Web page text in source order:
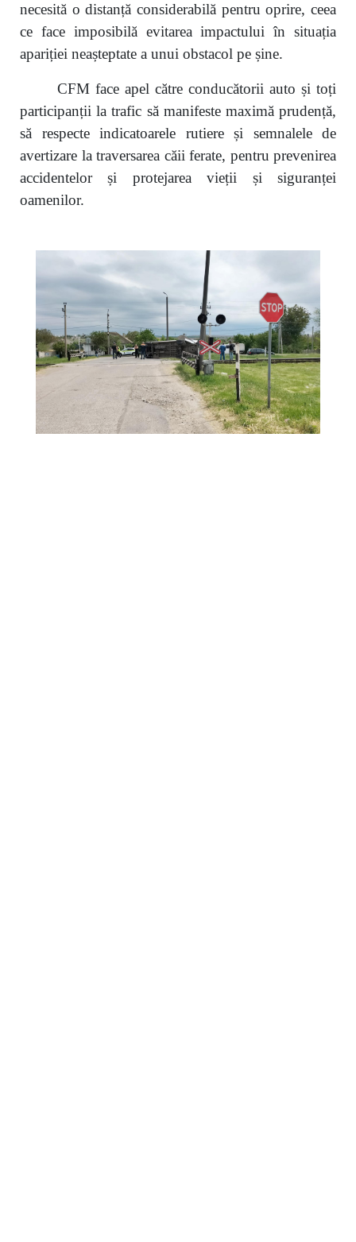
necesită o distanță considerabilă pentru oprire, ceea
ce face imposibilă evitarea impactului în situația
apariției neașteptate a unui obstacol pe șine.
CFM face apel către conducătorii auto și toți
participanții la trafic să manifeste maximă prudență,
să respecte indicatoarele rutiere și semnalele de
avertizare la traversarea căii ferate, pentru prevenirea
accidentelor și protejarea vieții și siguranței
oamenilor.